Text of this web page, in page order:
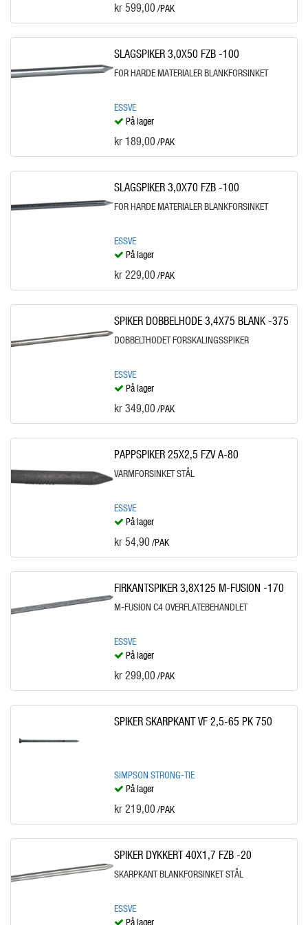
kr 599,00 /PAK
SLAGSPIKER 3,0X50 FZB -100
FOR HARDE MATERIALER BLANKFORSINKET
ESSVE
På lager
kr 189,00 /PAK
SLAGSPIKER 3,0X70 FZB -100
FOR HARDE MATERIALER BLANKFORSINKET
ESSVE
På lager
kr 229,00 /PAK
SPIKER DOBBELHODE 3,4X75 BLANK -375
DOBBELTHODET FORSKALINGSSPIKER
ESSVE
På lager
kr 349,00 /PAK
PAPPSPIKER 25X2,5 FZV A-80
VARMFORSINKET STÅL
ESSVE
På lager
kr 54,90 /PAK
FIRKANTSPIKER 3,8X125 M-FUSION -170
M-FUSION C4 OVERFLATEBEHANDLET
ESSVE
På lager
kr 299,00 /PAK
SPIKER SKARPKANT VF 2,5-65 PK 750
SIMPSON STRONG-TIE
På lager
kr 219,00 /PAK
SPIKER DYKKERT 40X1,7 FZB -20
SKARPKANT BLANKFORSINKET STÅL
ESSVE
På lager